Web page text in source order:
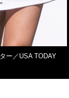
ー／USA TODAY